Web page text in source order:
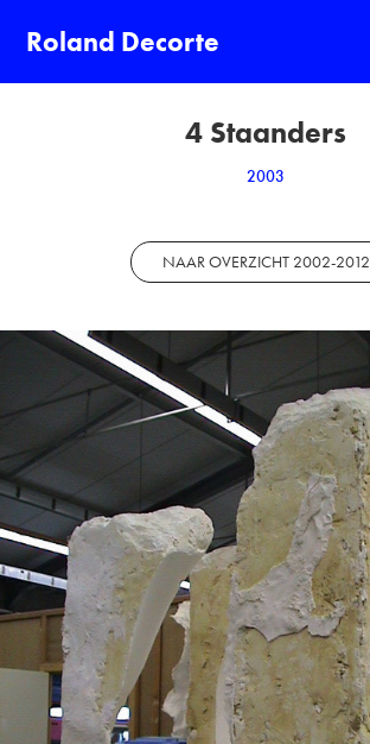
Roland Decorte
4 Staanders
2003
NAAR OVERZICHT 2002-2012